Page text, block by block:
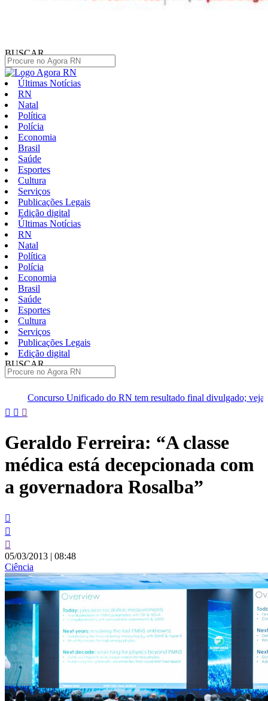
BUSCAR
Últimas Notícias
RN
Natal
Política
Polícia
Economia
Brasil
Saúde
Esportes
Cultura
Serviços
Publicações Legais
Edição digital
Últimas Notícias
RN
Natal
Política
Polícia
Economia
Brasil
Saúde
Esportes
Cultura
Serviços
Publicações Legais
Edição digital
BUSCAR
do RN tem resultado final divulgado; veja lista
Moraes
Pular
conteúdo
Geraldo Ferreira: “A classe
médica está decepcionada com
a governadora Rosalba”
05/03/2013 | 08:48
Ciência